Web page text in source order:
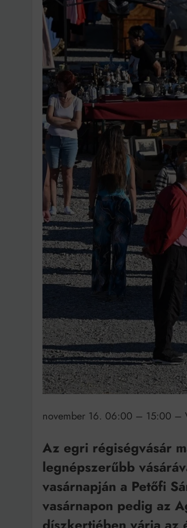
november 16. 06:00 – 15:00 –
Az egri régiségvásár
legnépszerűbb
vasárnapján a Petőfi
vasárnapon pedig az